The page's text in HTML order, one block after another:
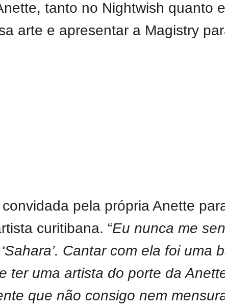
tanto no Nightwish quanto
arte e apresentar a Magistry
pela própria Anette
curitibana. “Eu nunca me
Cantar com ela foi
ter uma artista do porte da
que não consigo nem